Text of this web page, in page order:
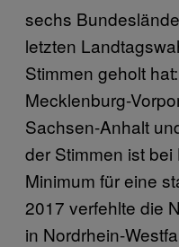
sechs
letzten
Stimmen geholt
Mecklenburg-
Sachsen-Anhalt
der Stimmen ist
Minimum für eine
2017 verfehlte die
in Nordrhein-